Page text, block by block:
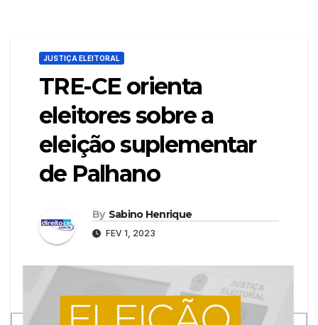
JUSTIÇA ELEITORAL
TRE-CE orienta
eleitores sobre a
eleição suplementar
de Palhano
By Sabino Henrique
FEV 1, 2023